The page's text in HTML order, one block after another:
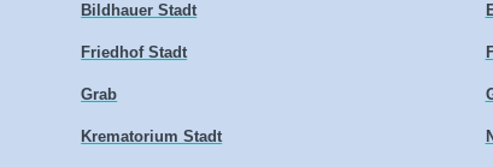
Bildhauer Stadt
Friedhof Stadt
Grab
Krematorium Stadt